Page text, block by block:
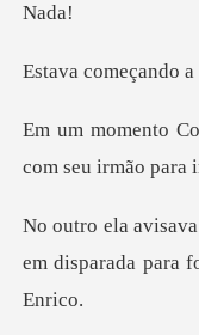
da
çando
com seu i
em disparada para